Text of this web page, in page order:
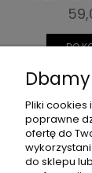
DO
Pliki
poprawne
ofertę do
do sklepu